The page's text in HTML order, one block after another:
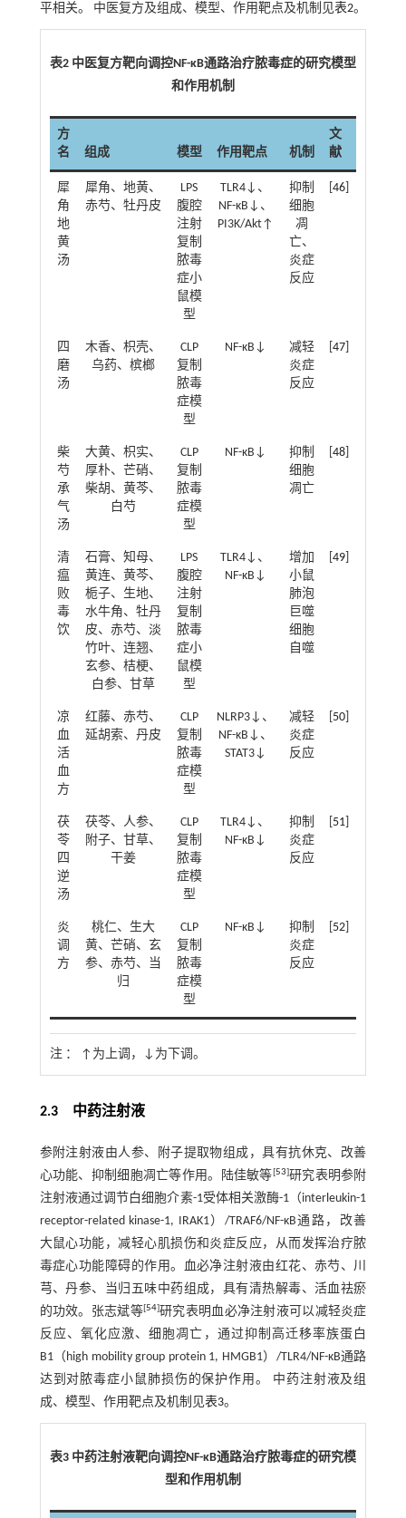
平相关。 中医复方及组成、模型、作用靶点及机制见表2。
表2 中医复方靶向调控NF-κB通路治疗脓毒症的研究模型
和作用机制
方
名
组成 模型 作用靶点 机制
文
献
犀
角
地
黄
汤
犀角、地黄、
赤芍、牡丹皮
LPS
腹腔
注射
复制
脓毒
症小
鼠模
型
TLR4↓、
NF-κB↓、
PI3K/Akt↑
抑制
细胞
凋
亡、
炎症
反应
46]
四
磨
汤
木香、枳壳、
乌药、槟榔
CLP
复制
脓毒
症模
型
NF-κB↓
减轻
炎症
反应
47]
柴
芍
承
气
汤
大黄、枳实、
厚朴、芒硝、
柴胡、黄芩、
白芍
CLP
复制
脓毒
症模
型
NF-κB↓
抑制
细胞
凋亡
48]
清
瘟
败
毒
饮
石膏、知母、
黄连、黄芩、
栀子、生地、
水牛角、牡丹
皮、赤芍、淡
竹叶、连翘、
玄参、桔梗、
白参、甘草
LPS
腹腔
注射
复制
脓毒
症小
鼠模
型
TLR4↓、
NF-κB↓
增加
小鼠
肺泡
巨噬
细胞
自噬
49]
凉
血
活
血
方
红藤、赤芍、
延胡索、丹皮
CLP
复制
脓毒
症模
型
NLRP3↓、
NF-κB↓、
STAT3↓
减轻
炎症
反应
50]
茯
苓
四
逆
汤
茯苓、人参、
附子、甘草、
干姜
CLP
复制
脓毒
症模
型
TLR4↓、
NF-κB↓
抑制
炎症
反应
51]
炎
调
方
桃仁、生大
黄、芒硝、玄
参、赤芍、当
归
CLP
复制
脓毒
症模
型
NF-κB↓
抑制
炎症
反应
52]
注 ： ↑为上调，↓为下调。
2.3 中药注射液
参附注射液由人参、附子提取物组成，具有抗休克、改善
心功能、抑制细胞凋亡等作用。陆佳敏等[53]研究表明参附
注射液通过调节白细胞介素-1受体相关激酶-1（interleukin-1
receptor-related kinase-1, IRAK1）/TRAF6/NF-κB通路，改善
大鼠心功能，减轻心肌损伤和炎症反应，从而发挥治疗脓
毒症心功能障碍的作用。血必净注射液由红花、赤芍、川
芎、丹参、当归五味中药组成，具有清热解毒、活血祛瘀
的功效。张志斌等[54]研究表明血必净注射液可以减轻炎症
反应、氧化应激、细胞凋亡，通过抑制高迁移率族蛋白
B1（high mobility group protein 1, HMGB1）/TLR4/NF-κB通路
达到对脓毒症小鼠肺损伤的保护作用。 中药注射液及组
成、模型、作用靶点及机制见表3。
表3 中药注射液靶向调控NF-κB通路治疗脓毒症的研究模
型和作用机制